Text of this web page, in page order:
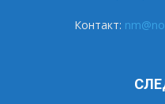
Контакт: